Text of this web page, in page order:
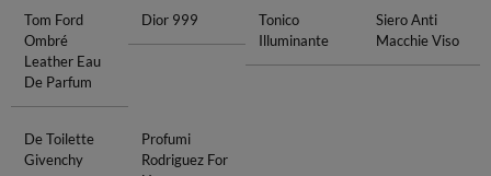
Tom Ford
Ombré
Leather Eau
De Parfum
Dior 999
Tonico
Illuminante
Siero Anti
Macchie Viso
De Toilette
Givenchy
Profumi
Rodriguez For